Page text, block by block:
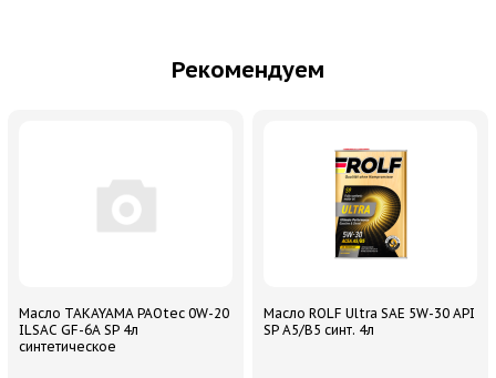
Рекомендуем
Масло TAKAYAMA PAOtec 0W-20
ILSAC GF-6A SP 4л
синтетическое
Масло ROLF Ultra SAE 5W-30 API
SP A5/B5 синт. 4л